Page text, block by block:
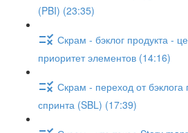
(PBI) (23:35)
Скрам - бэклог продукта -
приоритет элементов (14:16)
Скрам - переход от бэклога
спринта (SBL) (17:39)